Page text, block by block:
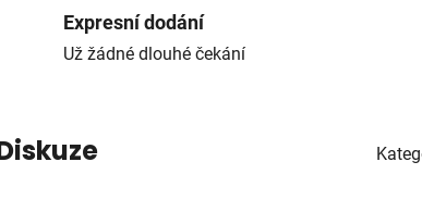
Expresní dodání
Už žádné dlouhé čekání